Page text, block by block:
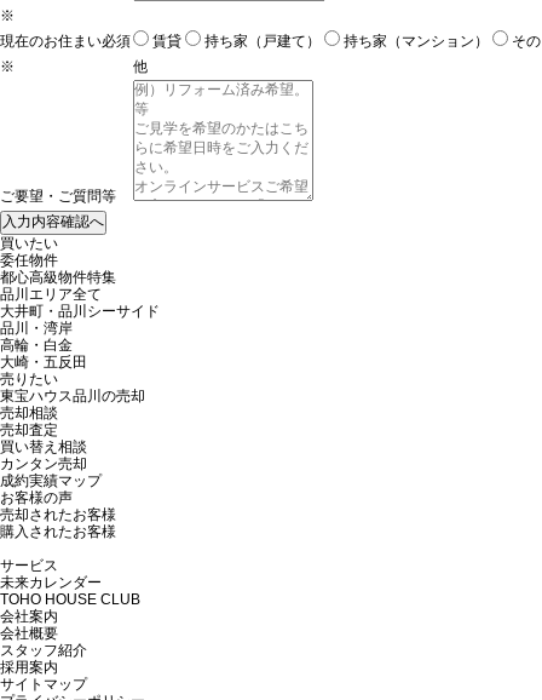
※
現在のお住まい必須
※
賃貸 持ち家（戸建て） 持ち家（マンション）
その
他
ご要望・ご質問等
買いたい
委任物件
都心高級物件特集
品川エリア全て
大井町・品川シーサイド
品川・湾岸
高輪・白金
大崎・五反田
売りたい
東宝ハウス品川の売却
売却相談
売却査定
買い替え相談
カンタン売却
成約実績マップ
お客様の声
売却されたお客様
購入されたお客様
サービス
未来カレンダー
TOHO HOUSE CLUB
会社案内
会社概要
スタッフ紹介
採用案内
サイトマップ